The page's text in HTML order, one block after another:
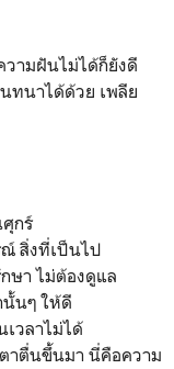
ามฝันไม่ได้ก็ยังดี
ทนาได้ด้วย เพลีย
กร์
สิ่งที่เป็นไป
ษา ไม่ต้องดูแล
นั้นๆ ให้ดี
เวลาไม่ได้
าตื่นขึ้นมา นี่คือความ